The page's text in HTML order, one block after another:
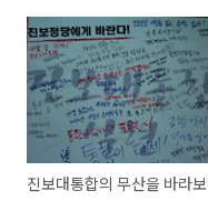
진보대통합의 무산을 바라